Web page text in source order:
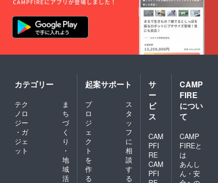
カテゴリー
テク
ノロ
ジー
・ガ
ジェ
ット
ま
ち
づ
く
り
・
地
域
活
起案サポート
プ
ロ
ジ
ェ
ク
ト
を
作
る
ス
タ
ッ
フ
に
相
談
す
る
サ
ー
ビ
ス
CAM
PFI
RE
CAM
PFI
CAMP
FIRE
につい
て
CAMP
FIREと
は
あんし
ん・安